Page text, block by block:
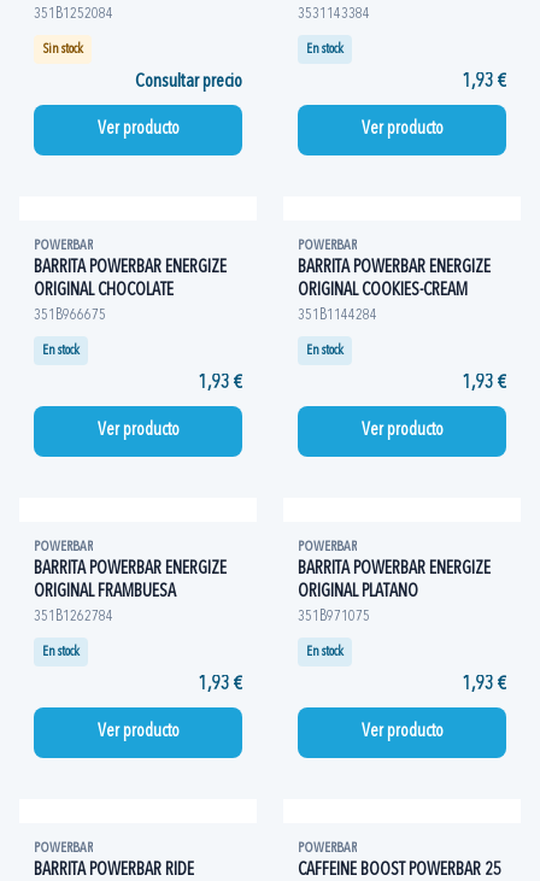
351B1252084
Sin stock
Consultar precio
Ver producto
3531143384
En stock
1,93 €
Ver producto
POWERBAR
BARRITA POWERBAR ENERGIZE
ORIGINAL CHOCOLATE
351B966675
En stock
1,93 €
Ver producto
POWERBAR
BARRITA POWERBAR ENERGIZE
ORIGINAL COOKIES-CREAM
351B1144284
En stock
1,93 €
Ver producto
POWERBAR
BARRITA POWERBAR ENERGIZE
ORIGINAL FRAMBUESA
351B1262784
En stock
1,93 €
Ver producto
POWERBAR
BARRITA POWERBAR ENERGIZE
ORIGINAL PLATANO
351B971075
En stock
1,93 €
Ver producto
POWERBAR
BARRITA POWERBAR RIDE
POWERBAR
CAFFEINE BOOST POWERBAR 25